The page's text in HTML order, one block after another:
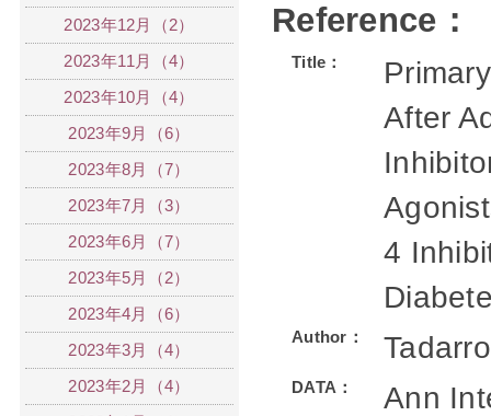
Reference：
Title：
After
4
Author：
DATA： Ann
2023年12月（2）
2023年11月（4）
2023年10月（4）
2023年9月（6）
2023年8月（7）
2023年7月（3）
2023年6月（7）
2023年5月（2）
2023年4月（6）
2023年3月（4）
2023年2月（4）